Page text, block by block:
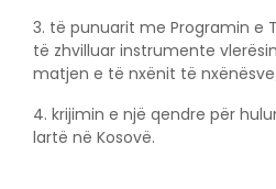
3. të punuarit me Programin e
të zhvilluar instrumente
matjen e të nxënit të
4. krijimin e një qendre për
lartë në Kosovë.